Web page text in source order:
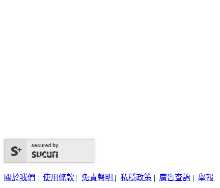
secured by
關於我們 | 使用條款 | 免責聲明 | 私穩政策 | 廣告查詢 | 舉報